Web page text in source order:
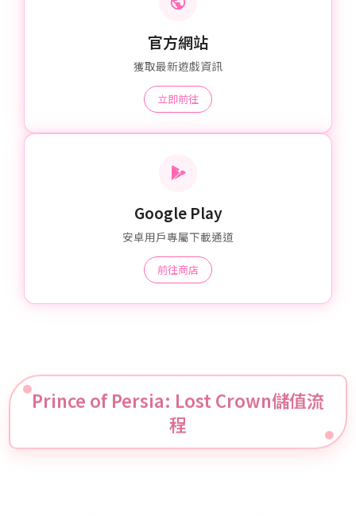
官方網站
獲取最新遊戲資訊
立即前往
Google Play
安卓用戶專屬下載通道
前往商店
Prince of Persia: Lost Crown儲值流
程